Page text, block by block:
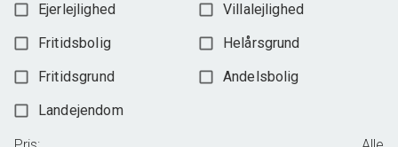
Ejerlejlighed
Villalejlighed
Fritidsbolig
Helårsgrund
Fritidsgrund
Andelsbolig
Landejendom